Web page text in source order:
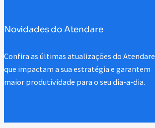
Novidades do Atendare
Confira as últimas atualizações do Atendare
que impactam a sua estratégia e garantem
maior produtividade para o seu dia-a-dia.